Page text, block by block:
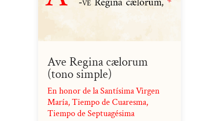
Ave Regina cælorum
(tono simple)
En honor de la Santísima Virgen
María,Tiempo de Cuaresma,
Tiempo de Septuagésima